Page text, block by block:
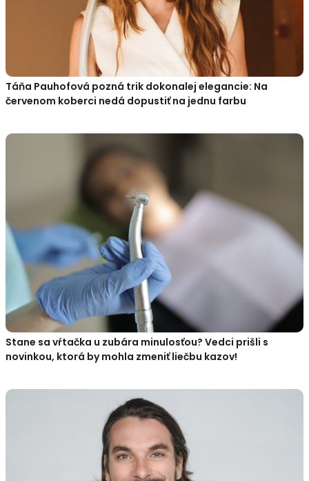
Táňa Pauhofová pozná trik dokonalej elegancie: Na
červenom koberci nedá dopustiť na jednu farbu
Stane sa vŕtačka u zubára minulosťou? Vedci prišli s
novinkou, ktorá by mohla zmeniť liečbu kazov!